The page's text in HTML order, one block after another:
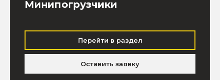
Минипогрузчики
Перейти в раздел
Оставить заявку